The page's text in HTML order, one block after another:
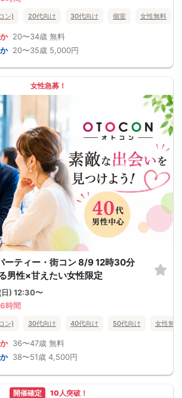
ン) 20代向け 30代向け 個室 女性無料
20〜34歳 無料
20〜35歳 5,000円
女性急募！
ーティー・街コン 8/9 12時30分
男性×甘えたい女性限定
日) 12:30〜
時間
ン) 30代向け 40代向け 50代向け 女性無料
36〜47歳 無料
38〜51歳 4,500円
開催確定 10人突破！